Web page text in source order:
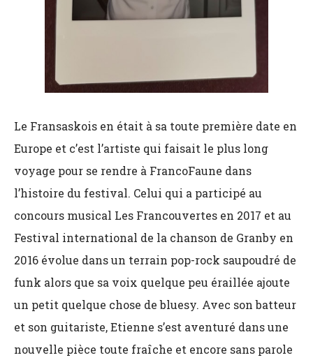
Le Fransaskois en était à sa toute première date en
Europe et c’est l’artiste qui faisait le plus long
voyage pour se rendre à FrancoFaune dans
l’histoire du festival. Celui qui a participé au
concours musical Les Francouvertes en 2017 et au
Festival international de la chanson de Granby en
2016 évolue dans un terrain pop-rock saupoudré de
funk alors que sa voix quelque peu éraillée ajoute
un petit quelque chose de bluesy. Avec son batteur
et son guitariste, Etienne s’est aventuré dans une
nouvelle pièce toute fraîche et encore sans parole